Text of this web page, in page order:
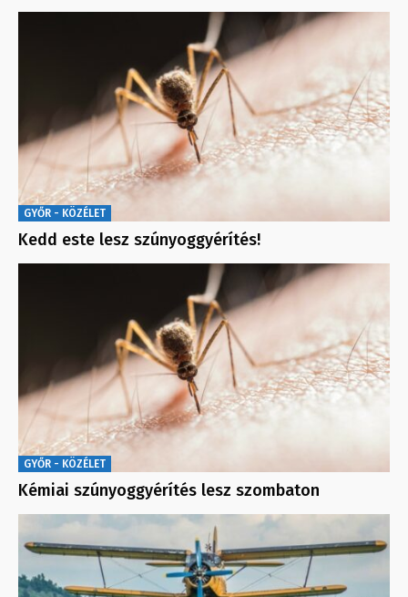
GYŐR - KÖZÉLET
Kedd este lesz szúnyoggyérítés!
GYŐR - KÖZÉLET
Kémiai szúnyoggyérítés lesz szombaton